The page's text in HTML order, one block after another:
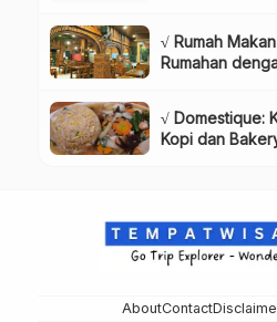
√ Rumah
Rumahan
√ Domestique:
Kopi dan
AboutContact